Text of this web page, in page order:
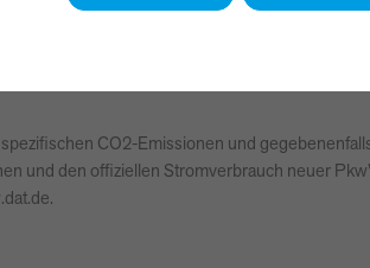
CO2-Emissionen und
und den offiziellen Stromverbrauch neuer